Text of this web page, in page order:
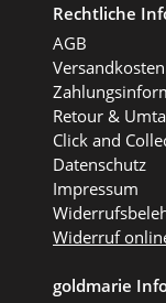
Rechtliche
AGB
Versandkosten
Retour &
Click and
Datenschutz
Impressum
Widerruf
goldmarie